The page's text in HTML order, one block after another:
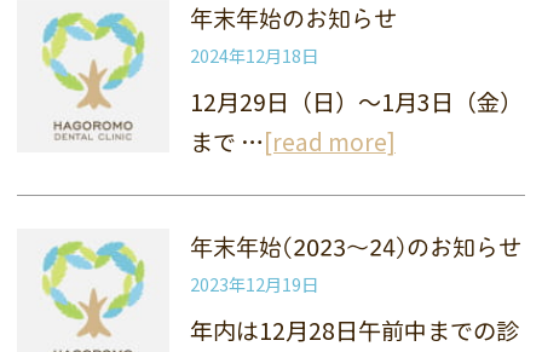
年末年始のお知らせ
2024年12月18日
12月29日（日）～1月3日（金）
まで …[read more]
年末年始(2023〜24)のお知らせ
2023年12月19日
年内は12月28日午前中までの診